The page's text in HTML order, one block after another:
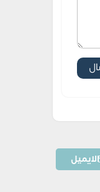
الايميل